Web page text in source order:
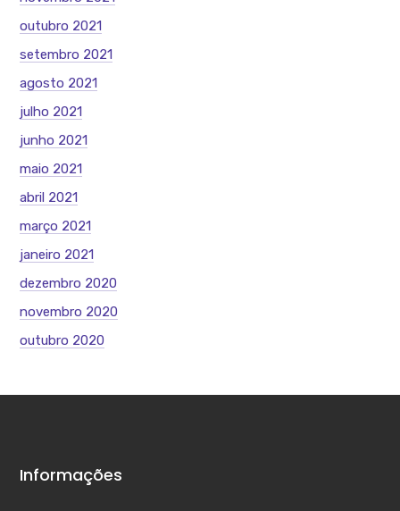
outubro 2021
setembro 2021
agosto 2021
julho 2021
junho 2021
maio 2021
abril 2021
março 2021
janeiro 2021
dezembro 2020
novembro 2020
outubro 2020
Informações